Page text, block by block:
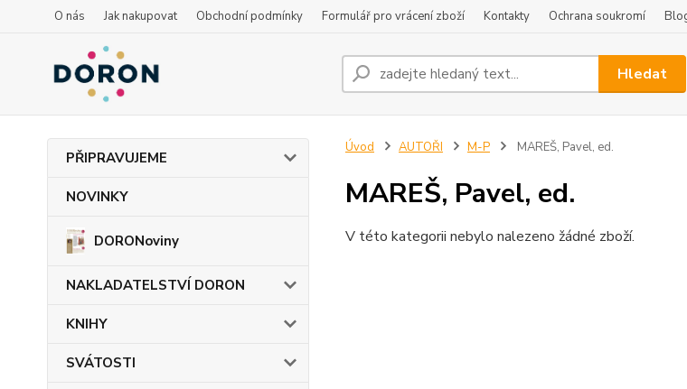
O nás Jak nakupovat Obchodní podmínky Formulář pro vrácení zboží Kontakty Ochrana soukromí
Hledat
PŘIPRAVUJEME
NOVINKY
DORONoviny
NAKLADATELSTVÍ DORON
KNIHY
SVÁTOSTI
Úvod AUTOŘI M-P MAREŠ, Pavel, ed.
MAREŠ, Pavel, ed.
V této kategorii nebylo nalezeno žádné zboží.